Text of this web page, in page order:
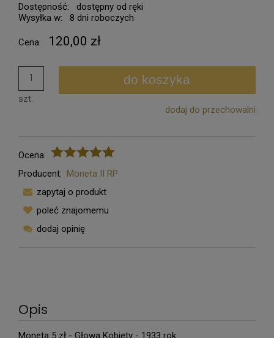
Dostępność:
dostępny od ręki
Wysyłka w:
8 dni roboczych
Cena: 120,00 zł
szt.
do koszyka
dodaj do przechowalni
Ocena:
Producent:
Moneta II RP
zapytaj o produkt
poleć znajomemu
dodaj opinię
Opis
Moneta 5 zł - Głowa Kobiety - 1933 rok